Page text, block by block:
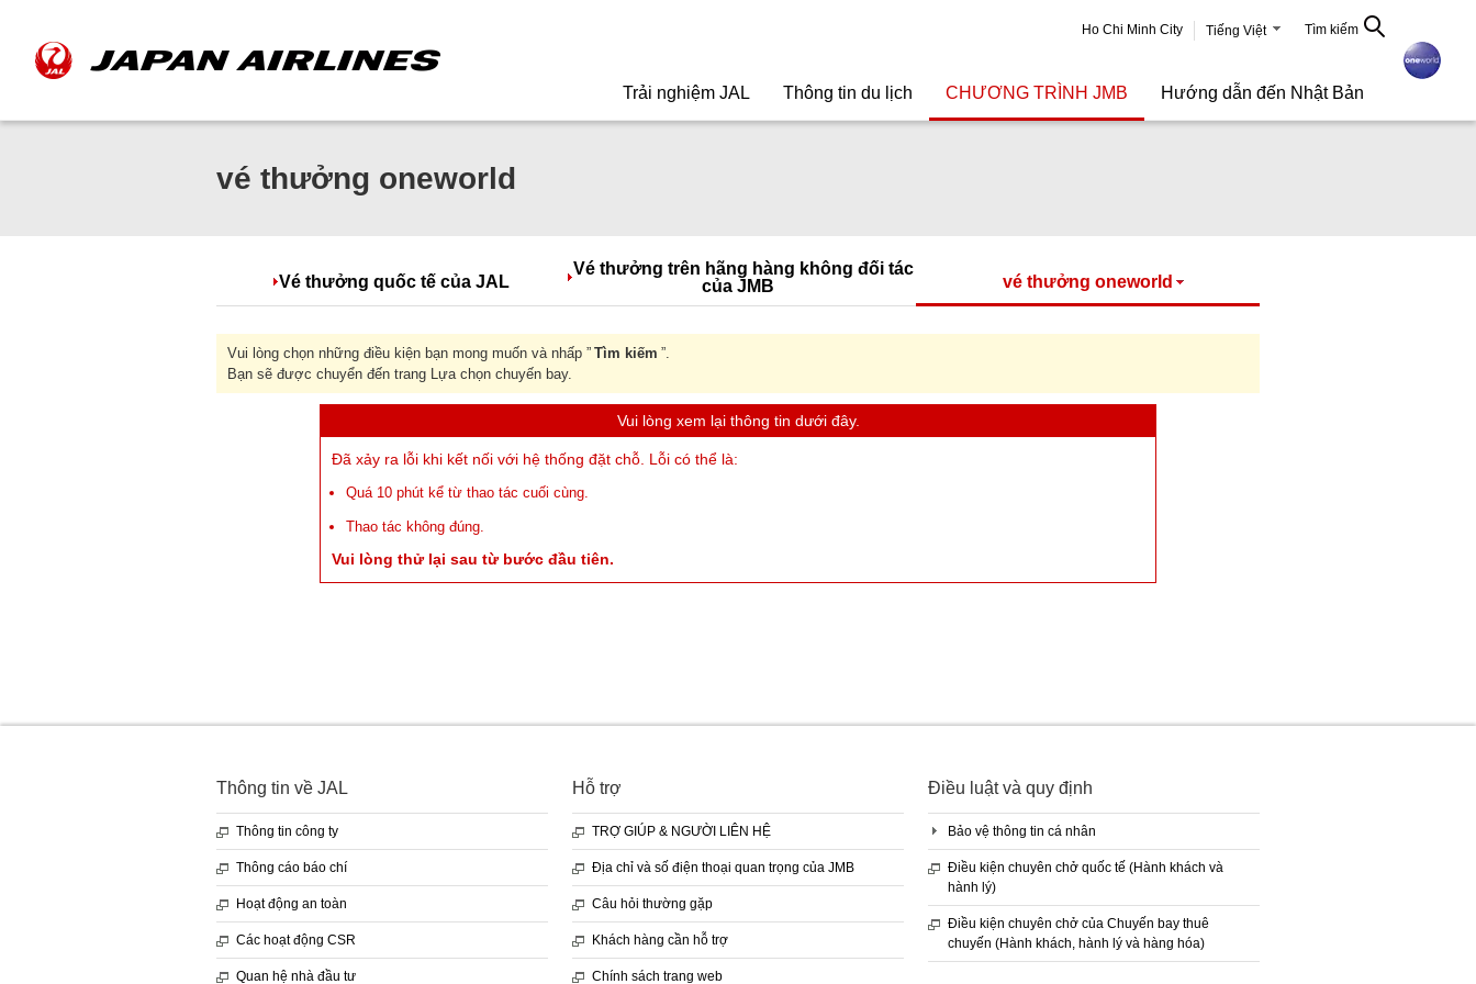
Ho Chi Minh City Tiếng Việt Tìm kiếm
Trải nghiệm JAL Thông tin du lịch CHƯƠNG TRÌNH JMB Hướng dẫn đến Nhật Bản
vé thưởng oneworld
Vé thưởng quốc tế của JAL
Vé thưởng trên hãng hàng không đối tác
của JMB
vé thưởng oneworld
Vui lòng chọn những điều kiện bạn mong muốn và nhấp ” Tìm kiếm ”.
Bạn sẽ được chuyển đến trang Lựa chọn chuyến bay.
Vui lòng xem lại thông tin dưới đây.
Đã xảy ra lỗi khi kết nối với hệ thống đặt chỗ. Lỗi có thể là:
Quá 10 phút kể từ thao tác cuối cùng.
Thao tác không đúng.
Vui lòng thử lại sau từ bước đầu tiên.
Thông tin về JAL
Thông tin công ty
Thông cáo báo chí
Hoạt động an toàn
Các hoạt động CSR
Quan hệ nhà đầu tư
Hỗ trợ
TRỢ GIÚP & NGƯỜI LIÊN HỆ
Địa chỉ và số điện thoại quan trọng của JMB
Câu hỏi thường gặp
Khách hàng cần hỗ trợ
Chính sách trang web
Điều luật và quy định
Bảo vệ thông tin cá nhân
Điều kiện chuyên chở quốc tế (Hành khách và
hành lý)
Điều kiện chuyên chở của Chuyến bay thuê
chuyến (Hành khách, hành lý và hàng hóa)